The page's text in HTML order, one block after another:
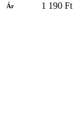
Ár 1 190 Ft